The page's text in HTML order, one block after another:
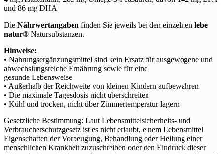
und 86 mg DHA
Die Nährwertangaben finden Sie jeweils bei den einzelnen lebe
natur® Natursubstanzen.
Hinweise:
• Nahrungsergänzungsmittel sind kein Ersatz für ausgewogene und
abwechslungsreiche Ernährung sowie für eine
gesunde Lebensweise
• Außerhalb der Reichweite von kleinen Kindern aufbewahren
• Die maximale Tagesdosis nicht überschreiten
• Kühl und trocken, nicht über Zimmertemperatur lagern
Gesetzliche Bestimmung: Laut Lebensmittelsicherheits- und
Verbraucherschutzgesetz ist es nicht erlaubt, einem Lebensmittel
Eigenschaften der Vorbeugung, Behandlung oder Heilung einer
menschlichen Krankheit zuzuschreiben oder den Eindruck dieser